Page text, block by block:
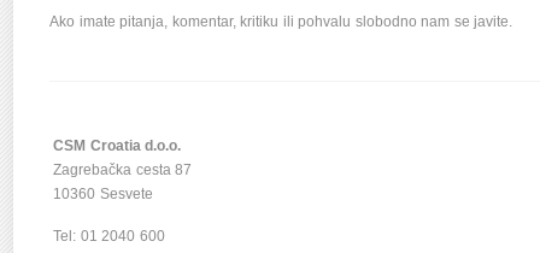
Ako imate pitanja, komentar, kritiku ili pohvalu slobodno nam se javite.
CSM Croatia d.o.o.
Zagrebačka cesta 87
10360 Sesvete
Tel: 01 2040 600